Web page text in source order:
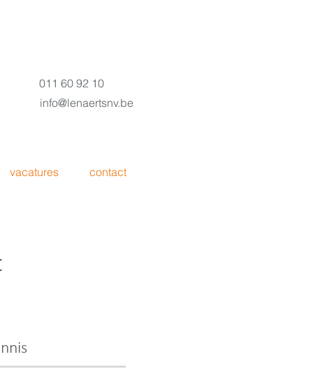
011 60 92 10
info@lenaertsnv.be
vacatures contact